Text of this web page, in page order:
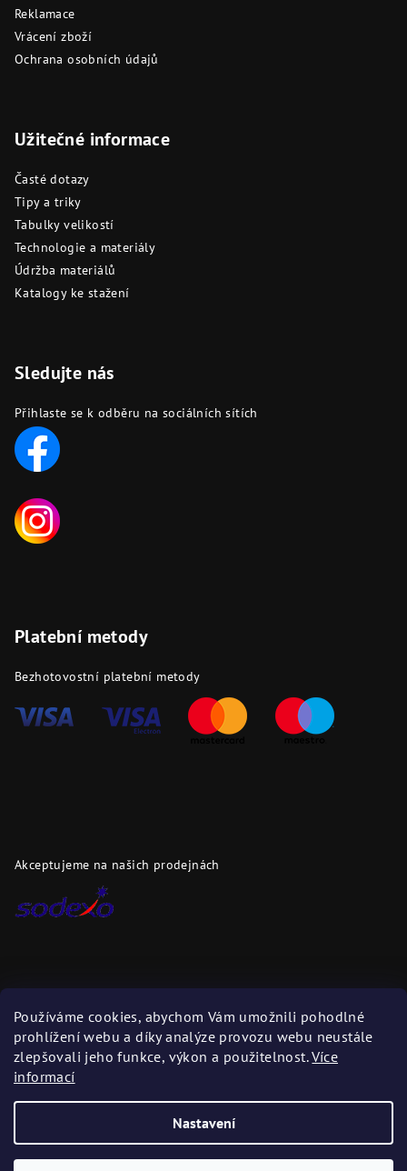
Používáme cookies, abychom Vám umožnili pohodlné
prohlížení webu a díky analýze provozu webu neustále
zlepšovali jeho funkce, výkon a použitelnost.Více
informací
Nastavení
Reklamace
Vrácení zboží
Ochrana osobních údajů
Užitečné informace
Časté dotazy
Tipy a triky
Tabulky velikostí
Technologie a materiály
Údržba materiálů
Katalogy ke stažení
Sledujte nás
Přihlaste se k odběru na sociálních sítích
Platební metody
Bezhotovostní platební metody
Akceptujeme na našich prodejnách
Zboží zasíláme těmito dopravci